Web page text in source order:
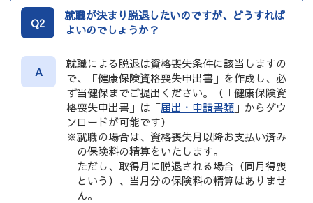
Q2
就職が決まり脱退したいのですが、どうすれば
よいのでしょうか？
A
就職による脱退は資格喪失条件に該当しますの
で、「健康保険資格喪失申出書」を作成し、必
ず当健保までご提出ください。（「健康保険資
格喪失申出書」は「届出・申請書類 」からダウ
ンロードが可能です）
※就職の場合は、資格喪失月以降お支払い済み
の保険料の精算をいたします。
ただし、取得月に脱退される場合（同月得喪
という）、当月分の保険料の精算はありませ
ん。